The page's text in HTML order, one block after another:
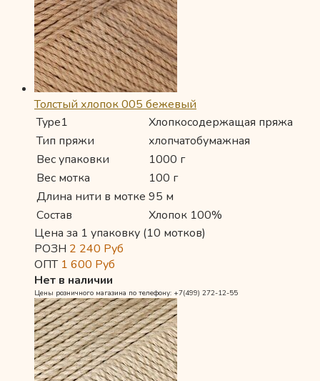
Толстый хлопок 005 бежевый
Type1
Хлопкосодержащая пряжа
Тип пряжи
хлопчатобумажная
Вес упаковки
1000 г
Вес мотка
100 г
Длина нити в мотке 95 м
Состав
Хлопок 100%
Цена за 1 упаковку (10 мотков)
РОЗН 2 240 Руб
ОПТ 1 600 Руб
Нет в наличии
Цены розничного магазина по телефону: +7(499) 272-12-55